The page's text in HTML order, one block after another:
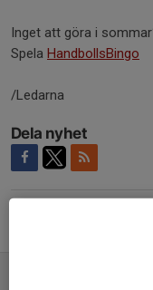
Inget att göra i
Spela HandbollsBingo
/Ledarna
Dela nyhet
Tack för den